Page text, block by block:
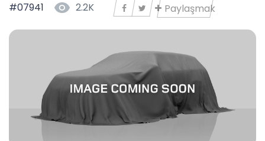
#07941 2.2K Paylaşmak